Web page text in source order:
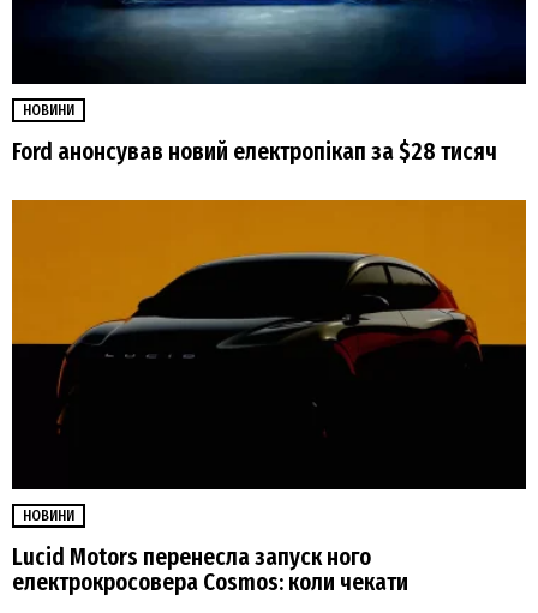
НОВИНИ
Ford анонсував новий електропікап за $28 тисяч
НОВИНИ
Lucid Motors перенесла запуск ного
електрокросовера Cosmos: коли чекати